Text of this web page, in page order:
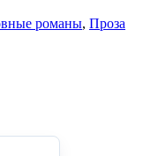
романы, Проза